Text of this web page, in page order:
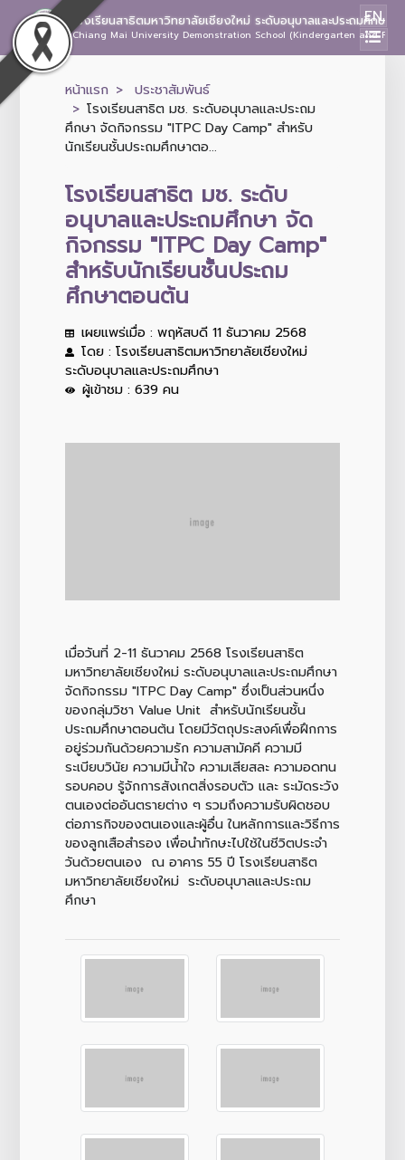
โรงเรียนสาธิตมหาวิทยาลัยเชียงใหม่ ระดับอนุบาลและประถมศึกษา
Chiang Mai University Demonstration School (Kindergarten and
EN
หน้าแรก
ประชาสัมพันธ์
โรงเรียนสาธิต มช. ระดับอนุบาลและประถม
ศึกษา จัดกิจกรรม "ITPC Day Camp" สำหรับ
นักเรียนชั้นประถมศึกษาตอ...
โรงเรียนสาธิต มช. ระดับ
อนุบาลและประถมศึกษา จัด
กิจกรรม "ITPC Day Camp"
สำหรับนักเรียนชั้นประถม
ศึกษาตอนต้น
เผยแพร่เมื่อ : พฤหัสบดี 11 ธันวาคม 2568
โดย : โรงเรียนสาธิตมหาวิทยาลัยเชียงใหม่
ระดับอนุบาลและประถมศึกษา
ผู้เข้าชม : 639 คน
เมื่อวันที่ 2-11 ธันวาคม 2568 โรงเรียนสาธิต
มหาวิทยาลัยเชียงใหม่ ระดับอนุบาลและประถมศึกษา
จัดกิจกรรม "ITPC Day Camp" ซึ่งเป็นส่วนหนึ่ง
ของกลุ่มวิชา Value Unit สำหรับนักเรียนชั้น
ประถมศึกษาตอนต้น โดยมีวัตถุประสงค์เพื่อฝึกการ
อยู่ร่วมกันด้วยความรัก ความสามัคคี ความมี
ระเบียบวินัย ความมีน้ำใจ ความเสียสละ ความอดทน
รอบคอบ รู้จักการสังเกตสิ่งรอบตัว และ ระมัดระวัง
ตนเองต่ออันตรายต่าง ๆ รวมถึงความรับผิดชอบ
ต่อภารกิจของตนเองและผู้อื่น ในหลักการและวิธีการ
ของลูกเสือสำรอง เพื่อนำทักษะไปใช้ในชีวิตประจำ
วันด้วยตนเอง ณ อาคาร 55 ปี โรงเรียนสาธิต
มหาวิทยาลัยเชียงใหม่ ระดับอนุบาลและประถม
ศึกษา